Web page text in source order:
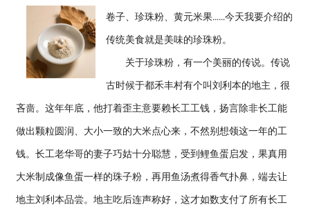
卷子、珍珠粉、黄元米果……今天我要介绍的
传统美食就是美味的珍珠粉。
关于珍珠粉，有一个美丽的传说。传说
古时候于都禾丰村有个叫刘利本的地主，很
吝啬。这年年底，他打着歪主意要赖长工工钱，扬言除非长工能
做出颗粒圆润、大小一致的大米点心来，不然别想领这一年的工
钱。长工老华哥的妻子巧姑十分聪慧，受到鲤鱼蛋启发，果真用
大米制成像鱼蛋一样的珠子粉，再用鱼汤煮得香气扑鼻，端去让
地主刘利本品尝。地主吃后连声称好，这才如数支付了所有长工